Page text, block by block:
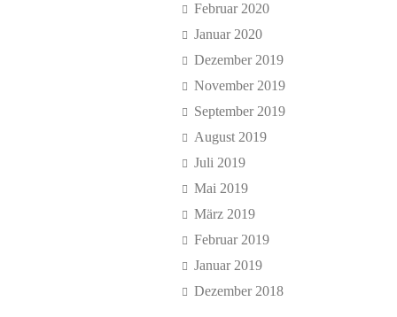
Februar 2020
Januar 2020
Dezember 2019
November 2019
September 2019
August 2019
Juli 2019
Mai 2019
März 2019
Februar 2019
Januar 2019
Dezember 2018